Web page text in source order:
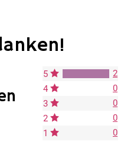
5
2
4
0
3
0
2
0
1
0